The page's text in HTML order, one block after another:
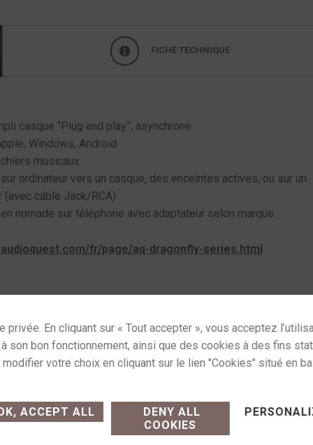
FICHE TECHNIQUE
casque “Plug and play”, asynchrone
Windows, Android
musicaux
ordinateur vers un casque, des enceintes actives, ou sur un
(avec câble Jack/RCA)
nomade sur téléphone avec adaptateur selon marque.
fr/page/aq-dragonfly-series.html
& Amplis casque Sources audioquest
(modalités, livraison)
Commande sur simple
14h-19h
ACCEPT ALL
DENY ALL
COOKIES